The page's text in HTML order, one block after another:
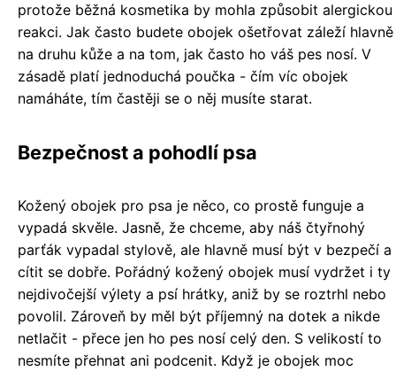
protože běžná kosmetika by mohla způsobit alergickou
reakci. Jak často budete obojek ošetřovat záleží hlavně
na druhu kůže a na tom, jak často ho váš pes nosí. V
zásadě platí jednoduchá poučka - čím víc obojek
namáháte, tím častěji se o něj musíte starat.
Bezpečnost a pohodlí psa
Kožený obojek pro psa je něco, co prostě funguje a
vypadá skvěle. Jasně, že chceme, aby náš čtyřnohý
parťák vypadal stylově, ale hlavně musí být v bezpečí a
cítit se dobře. Pořádný kožený obojek musí vydržet i ty
nejdivočejší výlety a psí hrátky, aniž by se roztrhl nebo
povolil. Zároveň by měl být příjemný na dotek a nikde
netlačit - přece jen ho pes nosí celý den. S velikostí to
nesmíte přehnat ani podcenit. Když je obojek moc